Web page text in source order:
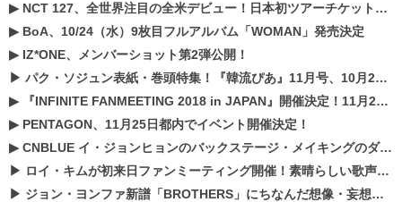
▶ NCT 127、全世界注目の全米デビュー！日本初ツアーチケットが早くもプレミア化！？
▶ BoA、10/24（水）9枚目フルアルバム「WOMAN」発売決定
▶ IZ*ONE、メンバーショット第2弾公開！
▶ パク・ソジュン表紙・巻頭特集！『韓流ぴあ』11月号、10月22日（月）発売！
▶
『INFINITE FANMEETING 2018 in JAPAN』開催決定！11月21、22日にパシフィコ横浜にて実施
▶ PENTAGON、11月25日都内でイベント開催決定！
▶CNBLUE イ・ジョンヒョンのバックステージ・メイキングのダイジェスト映像が公開！
▶ ロイ・キムが初来日ファンミーティング開催！素晴らしい歌声に癒される贅沢な時間
▶ ジョン・ヨンファ新譜「BROTHERS」にちなんだ想像・妄想企画がスタート！